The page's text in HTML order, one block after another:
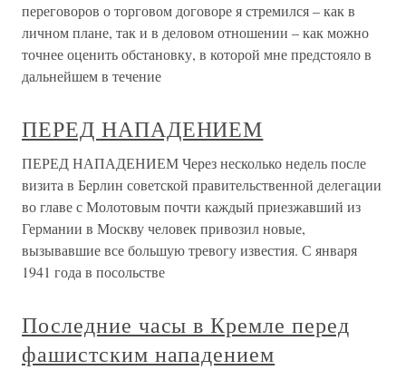
переговоров о торговом договоре я стремился – как в
личном плане, так и в деловом отношении – как можно
точнее оценить обстановку, в которой мне предстояло в
дальнейшем в течение
ПЕРЕД НАПАДЕНИЕМ
ПЕРЕД НАПАДЕНИЕМ Через несколько недель после
визита в Берлин советской правительственной делегации
во главе с Молотовым почти каждый приезжавший из
Германии в Москву человек привозил новые,
вызывавшие все большую тревогу известия. С января
1941 года в посольстве
Последние часы в Кремле перед
фашистским нападением